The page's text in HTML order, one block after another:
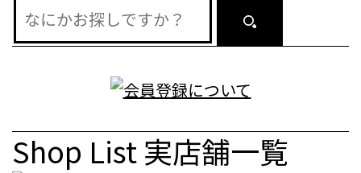
Shop List実店舗一覧